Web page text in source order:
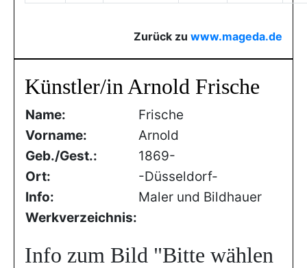
Zurück zu www.mageda.de
Künstler/in Arnold Frische
Name:
Frische
Vorname:
Arnold
Geb./Gest.:
1869-
Ort:
-Düsseldorf-
Info:
Maler und Bildhauer
Werkverzeichnis:
Info zum Bild "Bitte wählen